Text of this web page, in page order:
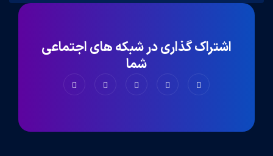
اشتراک گذاری در شبکه های اجتماعی
شما